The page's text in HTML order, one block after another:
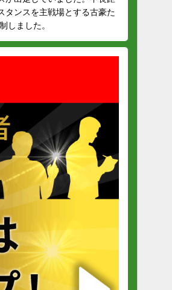
タンスを主戦場とする古豪た
しました。